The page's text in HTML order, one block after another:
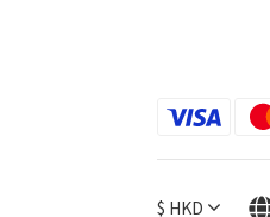
$ HKD